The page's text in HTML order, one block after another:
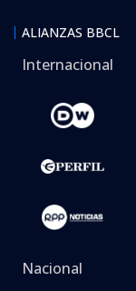
ALIANZAS BBCL
Internacional
Nacional